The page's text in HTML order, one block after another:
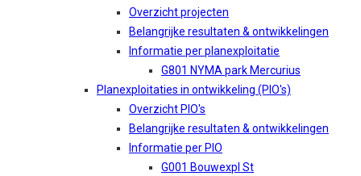
Overzicht projecten
Belangrijke resultaten & ontwikkelingen
Informatie per planexploitatie
G801 NYMA park Mercurius
Planexploitaties in ontwikkeling (PIO's)
Overzicht PIO's
Belangrijke resultaten & ontwikkelingen
Informatie per PIO
G001 Bouwexpl St